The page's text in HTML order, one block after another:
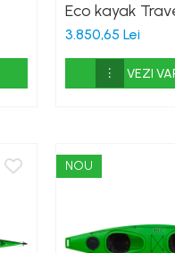
Eco kayak
3.850,65 Lei
VEZI
NOU